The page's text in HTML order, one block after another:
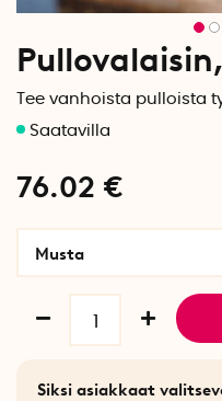
Tee vanhoista pulloista
76.02 €
Musta
Siksi asiakkaat